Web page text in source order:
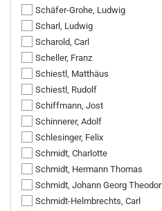
Schäfer-Grohe, Ludwig
Scharl, Ludwig
Scharold, Carl
Scheller, Franz
Schiestl, Matthäus
Schiestl, Rudolf
Schiffmann, Jost
Schinnerer, Adolf
Schlesinger, Felix
Schmidt, Charlotte
Schmidt, Hermann Thomas
Schmidt, Johann Georg Theodor
Schmidt-Helmbrechts, Carl